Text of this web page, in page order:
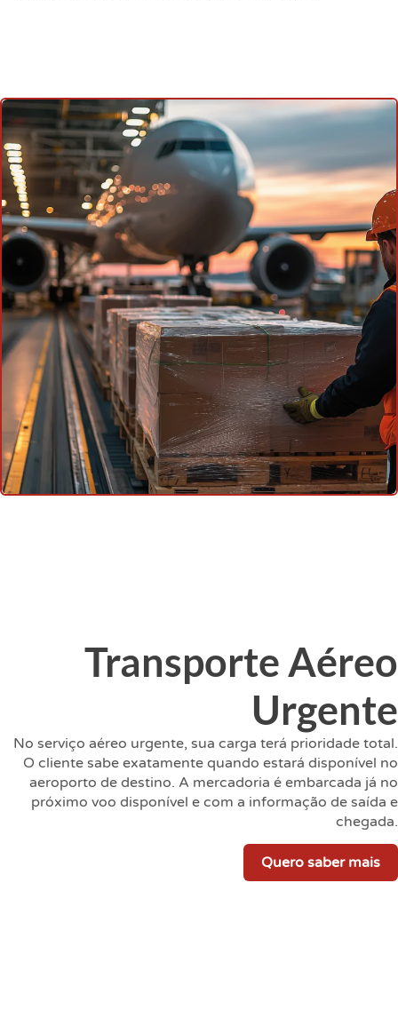
Transporte Aéreo
Urgente
No serviço aéreo urgente, sua carga terá prioridade total.
O cliente sabe exatamente quando estará disponível no
aeroporto de destino. A mercadoria é embarcada já no
próximo voo disponível e com a informação de saída e
chegada.
Quero saber mais